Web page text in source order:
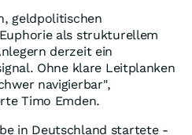
geldpolitischen
als strukturellem
derzeit ein
Ohne klare Leitplanken
navigierbar",
Timo Emden.
in Deutschland startete -